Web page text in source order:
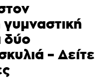
δύο
– Δείτε